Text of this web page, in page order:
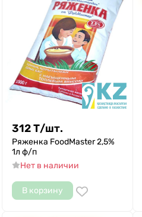
312Т/шт.
Ряженка FoodMaster 2,5%
1л ф/п
Нет в наличии
В корзину